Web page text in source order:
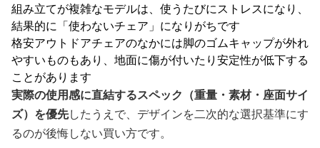
組み立てが複雑なモデルは、使うたびにストレスになり、
結果的に「使わないチェア」になりがちです
格安アウトドアチェアのなかには脚のゴムキャップが外れ
やすいものもあり、地面に傷が付いたり安定性が低下する
ことがあります
実際の使用感に直結するスペック（重量・素材・座面サイ
ズ）を優先したうえで、デザインを二次的な選択基準にす
るのが後悔しない買い方です。